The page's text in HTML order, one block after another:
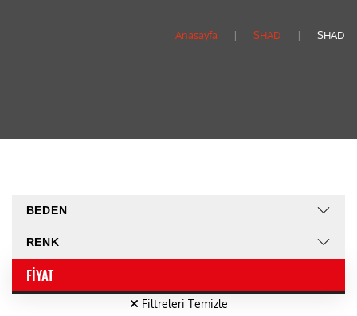
Anasayfa SHAD SHAD
BEDEN
RENK
FIYAT
Filtreleri Temizle